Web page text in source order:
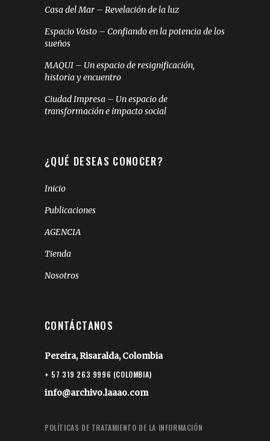
Casa del Mar – Revelación de la luz
Espacio Vasto – Confiando en la potencia de los
sueños
MAQUI – Un espacio de resignificación,
historia y encuentro
Ciudad Impresa – Un espacio de
transformación e impacto social
¿QUÉ DESEAS CONOCER?
Inicio
Publicaciones
AGENCIA
Tienda
Nosotros
CONTÁCTANOS
Pereira, Risaralda, Colombia
+ 57 319 263 9996 (COLOMBIA)
info@archivo.laaao.com
POLÍTICAS DE TRATAMIENTO DE LA INFORMACIÓN